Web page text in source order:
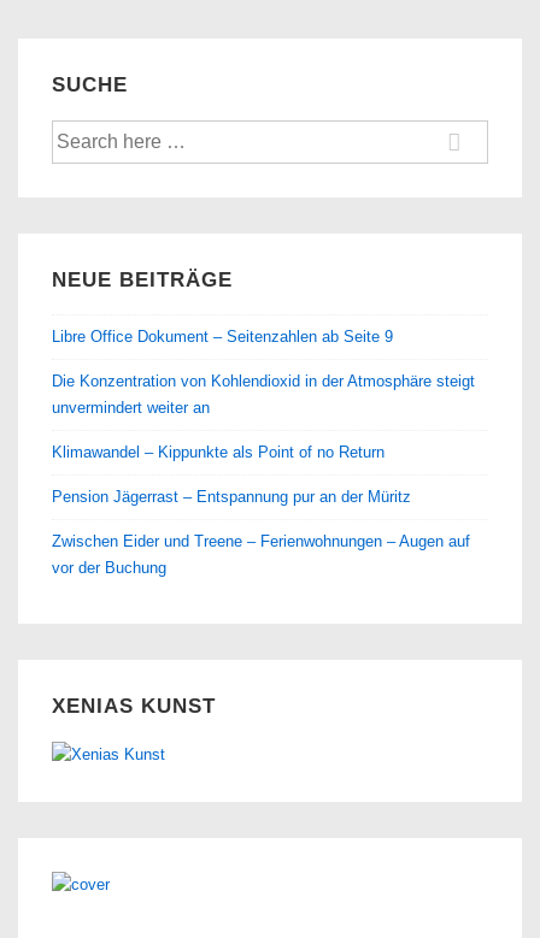
Reisen
Wüstenstaat
SUCHE
Suche
NEUE BEITRÄGE
Libre Office Dokument – Seitenzahlen ab Seite 9
Die Konzentration von Kohlendioxid in der Atmosphäre steigt
unvermindert weiter an
Klimawandel – Kippunkte als Point of no Return
Pension Jägerrast – Entspannung pur an der Müritz
Zwischen Eider und Treene – Ferienwohnungen – Augen auf
vor der Buchung
XENIAS KUNST